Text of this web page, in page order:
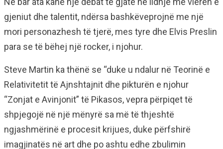
gjeniut dhe talentit, ndërsa bashkëveprojnë me një
mori personazhesh të tjerë, mes tyre dhe Elvis Preslin
para se të bëhej një rocker, i njohur.
Steve Martin ka thënë se “duke u ndalur në Teorinë e
Relativitetit të Ajnshtajnit dhe pikturën e njohur
“Zonjat e Avinjonit” të Pikasos, vepra përpiqet të
shpjegojë në një mënyrë sa më të thjeshtë
ngjashmërinë e procesit krijues, duke përfshirë
imagjinatës në art dhe po ashtu edhe zbulimin